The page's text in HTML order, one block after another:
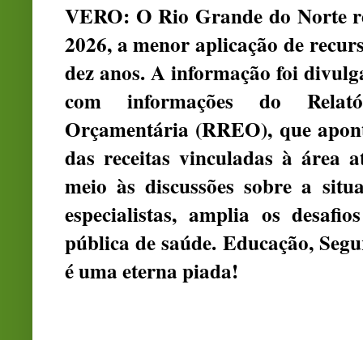
VERO: O Rio Grande do Norte
2026, a menor aplicação de
dez anos. A informação foi
com informações do
Orçamentária (RREO), que
das receitas vinculadas à área
meio às discussões sobre a
especialistas, amplia os
pública de saúde. Educação,
é uma eterna piada!